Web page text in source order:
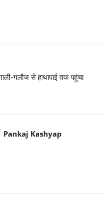
गलौज से हाथापाई तक पहुंचा
Pankaj Kashyap